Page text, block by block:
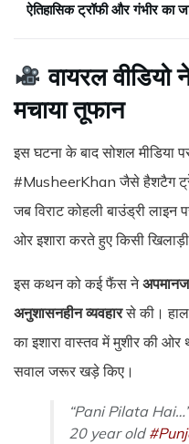
ऐतिहासिक ट्रॉफी और गंभीर का
वायरल वीडियो
मचाया तूफान
इस घटना के बाद सोशल
#MusheerKhan जैसे हैशटैग
जब विराट कोहली बाउंड्री
ओर इशारा करते हुए किसी
इस कथन को कई फैंस ने
अनुशासनहीन व्यवहारसे की।
का इशारा वास्तव में मुशीर की
सवाल जरूर खड़े किए।
“Pani Pilata
20 year old